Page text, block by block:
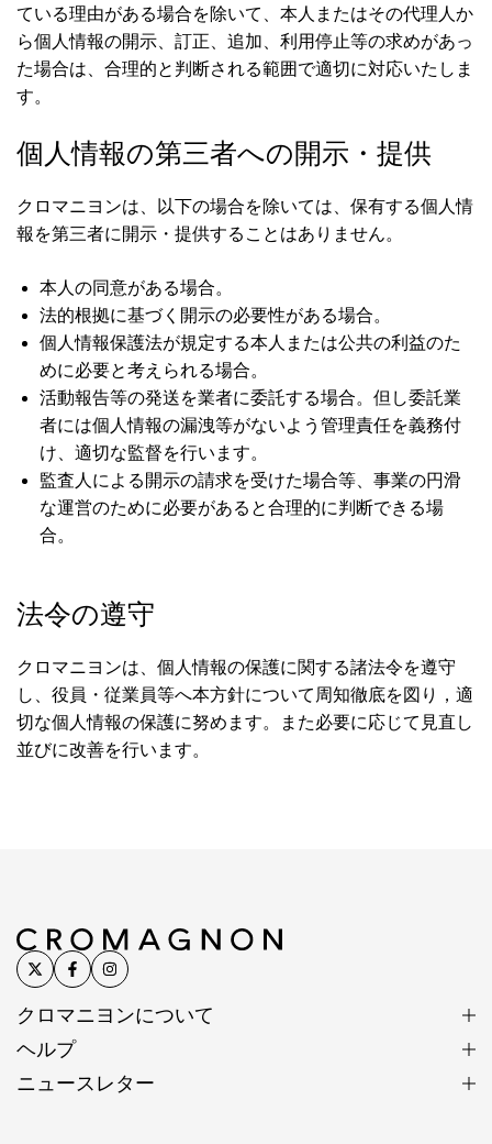
ている理由がある場合を除いて、本人またはその代理人か
ら個人情報の開示、訂正、追加、利用停止等の求めがあっ
た場合は、合理的と判断される範囲で適切に対応いたしま
す。
個人情報の第三者への開示・提供
クロマニヨンは、以下の場合を除いては、保有する個人情
報を第三者に開示・提供することはありません。
本人の同意がある場合。
法的根拠に基づく開示の必要性がある場合。
個人情報保護法が規定する本人または公共の利益のた
めに必要と考えられる場合。
活動報告等の発送を業者に委託する場合。但し委託業
者には個人情報の漏洩等がないよう管理責任を義務付
け、適切な監督を行います。
監査人による開示の請求を受けた場合等、事業の円滑
な運営のために必要があると合理的に判断できる場
合。
法令の遵守
クロマニヨンは、個人情報の保護に関する諸法令を遵守
し、役員・従業員等へ本方針について周知徹底を図り，適
切な個人情報の保護に努めます。また必要に応じて見直し
並びに改善を行います。
クロマニヨンについて
ヘルプ
ニュースレター